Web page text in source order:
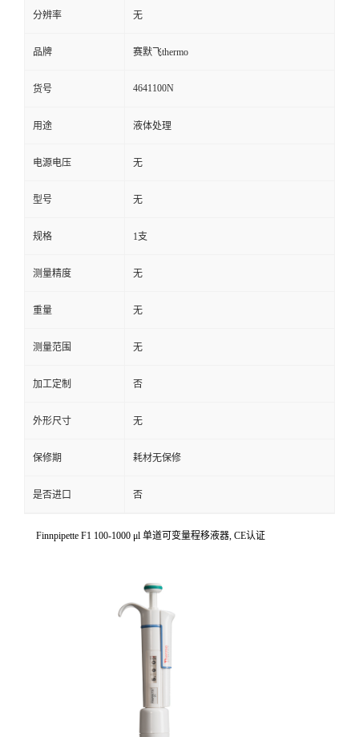
分辨率 无
品牌 赛默飞thermo
货号 4641100N
用途 液体处理
电源电压 无
型号 无
规格 1支
测量精度 无
重量 无
测量范围 无
加工定制 否
外形尺寸 无
保修期 耗材无保修
是否进口 否
Finnpipette F1 100-1000 μl 单道可变量程移液器, CE认证